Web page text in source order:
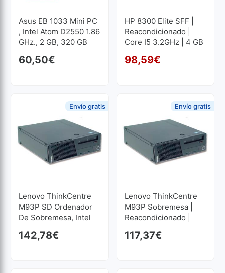
Asus EB 1033 Mini PC
, Intel Atom D2550 1.86
GHz., 2 GB, 320 GB
60,50€
HP 8300 Elite SFF |
Reacondicionado |
Core I5 3.2GHz | 4 GB
98,59€
Lenovo ThinkCentre
M93P SD Ordenador
De Sobremesa, Intel
8 GB, 500 GB SSD
142,78€
Envío gratis
Lenovo ThinkCentre
M93P Sobremesa |
Reacondicionado |
RAM | 500 GB HDD
117,37€
Envío gratis